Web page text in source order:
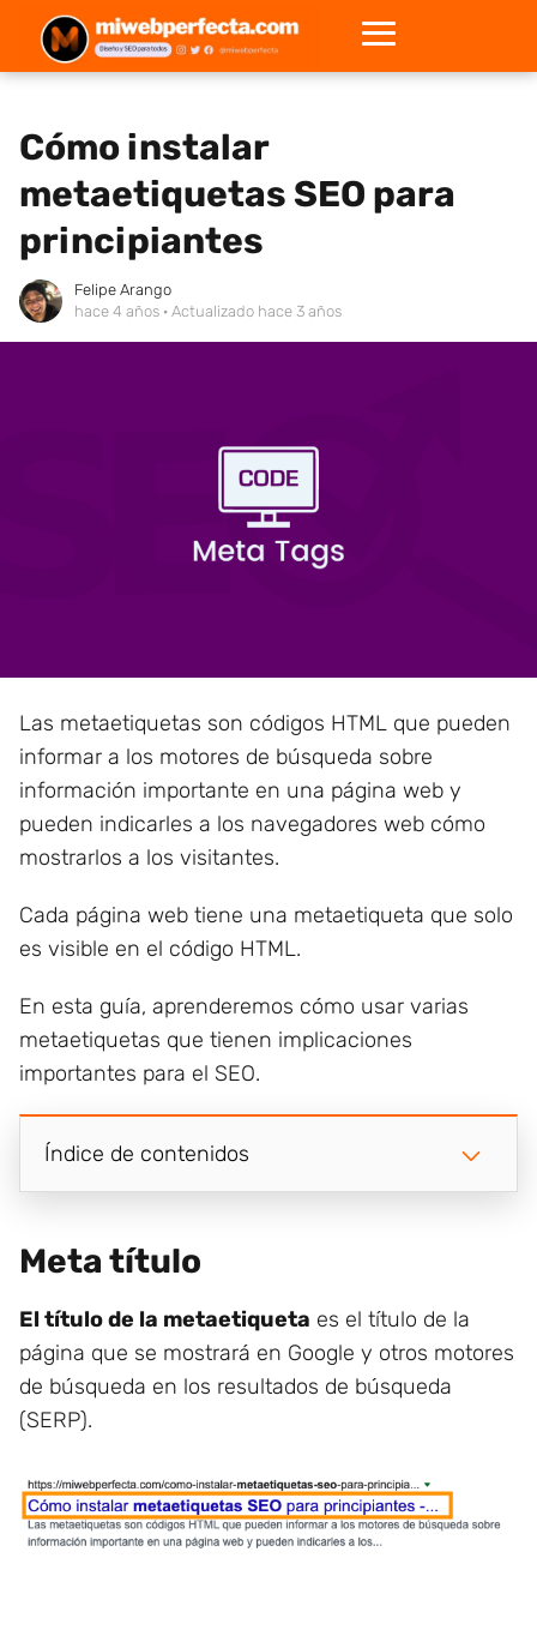
Cómo instalar
metaetiquetas SEO para
principiantes
Felipe Arango
hace 4 años · Actualizado hace 3 años
Las metaetiquetas son códigos HTML que pueden
informar a los motores de búsqueda sobre
información importante en una página web y
pueden indicarles a los navegadores web cómo
mostrarlos a los visitantes.
Cada página web tiene una metaetiqueta que solo
es visible en el código HTML.
En esta guía, aprenderemos cómo usar varias
metaetiquetas que tienen implicaciones
importantes para el SEO.
Índice de contenidos
Meta título
El título de la metaetiqueta es el título de la
página que se mostrará en Google y otros motores
de búsqueda en los resultados de búsqueda
(SERP).